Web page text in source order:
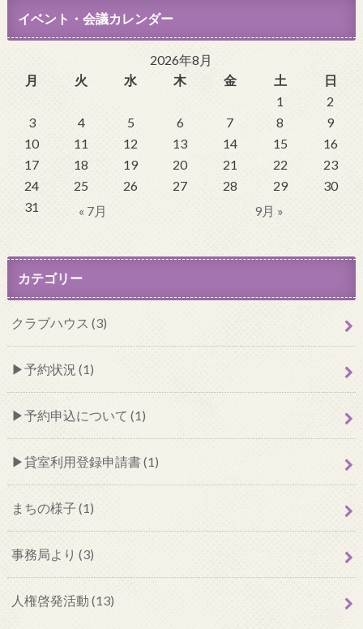
イベント・会議カレンダー
2026年8月
月
火 水 木 金 土
日
1
2
3
4 5 6 7 8
9
10
11 12 13 14 15
16
17
18 19 20 21 22
23
24
25 26 27 28 29
30
31
« 7月 9月 »
カテゴリー
クラブハウス (3)
予約状況 (1)
予約申込について (1)
貸室利用登録申請書 (1)
まちの様子 (1)
事務局より (3)
人権啓発活動 (13)